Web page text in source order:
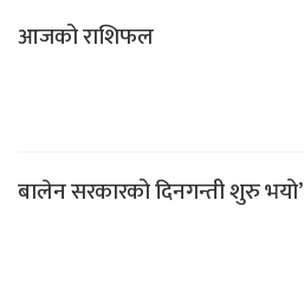
आजको राशिफल
बालेन सरकारको दिनगन्ती शुरु भयो’